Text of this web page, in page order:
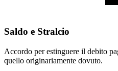
Saldo e Stralcio
Accordo per estinguere il debito
quello originariamente dovuto.